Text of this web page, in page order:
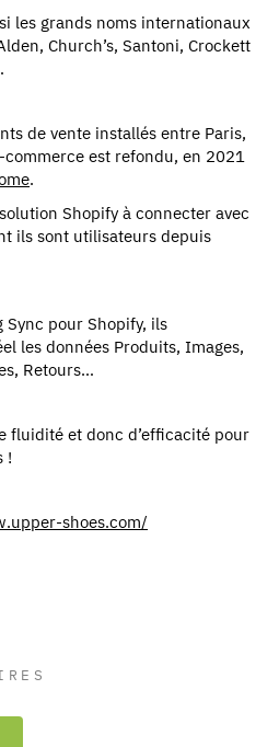
les grands noms internationaux
Church’s, Santoni, Crockett
de vente installés entre Paris,
est refondu, en 2021
.
Shopify à connecter avec
ils sont utilisateurs depuis
Sync pour Shopify, ils
les données Produits, Images,
Retours…
fluidité et donc d’efficacité pour
!
shoes.com/